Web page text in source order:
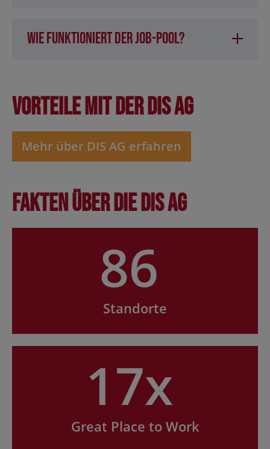
Wie funktioniert der Job-Pool?
Vorteile mit der DIS AG
Mehr über DIS AG erfahren
Fakten über die DIS AG
86
Standorte
17x
Great Place to Work